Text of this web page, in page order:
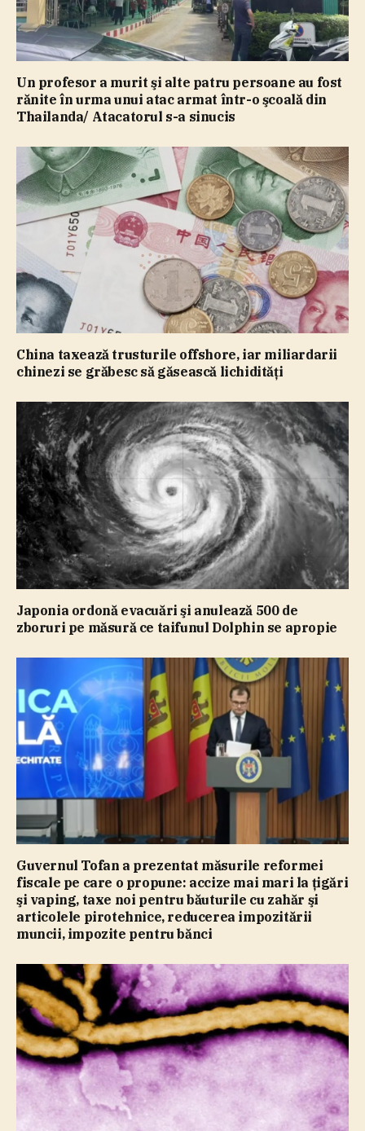
Un profesor a murit şi alte patru persoane au fost
rănite în urma unui atac armat într-o şcoală din
Thailanda/ Atacatorul s-a sinucis
China taxează trusturile offshore, iar miliardarii
chinezi se grăbesc să găsească lichidităţi
Japonia ordonă evacuări şi anulează 500 de
zboruri pe măsură ce taifunul Dolphin se apropie
Guvernul Tofan a prezentat măsurile reformei
fiscale pe care o propune: accize mai mari la ţigări
şi vaping, taxe noi pentru băuturile cu zahăr şi
articolele pirotehnice, reducerea impozitării
muncii, impozite pentru bănci